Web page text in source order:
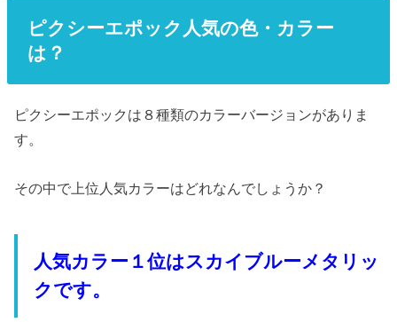
ピクシーエポック人気の色・カラー
は？
ピクシーエポックは８種類のカラーバージョンがありま
す。
その中で上位人気カラーはどれなんでしょうか？
人気カラー１位はスカイブルーメタリッ
クです。